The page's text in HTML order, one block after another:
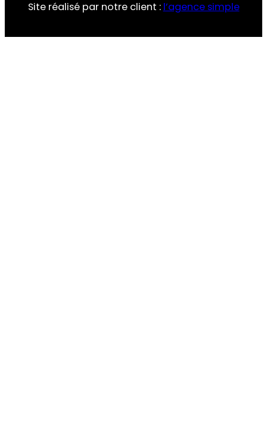
Site réalisé par notre client : l’agence simple